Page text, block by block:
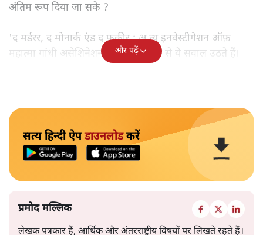
अंतिम रूप दिया जा सके ?
'द मर्डरर, द मोनार्क एंड द फ़कीर : अ न्यू इनवेस्टीगेशन ऑफ़
महात्मा गांधी असेशिनेशन' नामक किताब से ये सवाल उठते हैं।
और पढ़ें
सत्य हिन्दी ऐपडाउनलोडकरें
प्रमोद मल्लिक
लेखक पत्रकार हैं, आर्थिक और अंतरराष्ट्रीय विषयों पर लिखते रहते हैं।